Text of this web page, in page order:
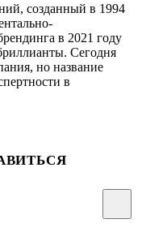
созданный в 1994
в 2021 году
Сегодня
но название
в